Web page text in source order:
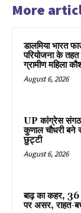
More
डालमिया भारत
परियोजना के
ग्रामीण महिला
August 6, 2026
UP कांग्रेस
कुणाल चौधरी बने
छुट्टी
August 6, 2026
बाढ़ का कहर, 36
पर असर, राहत-